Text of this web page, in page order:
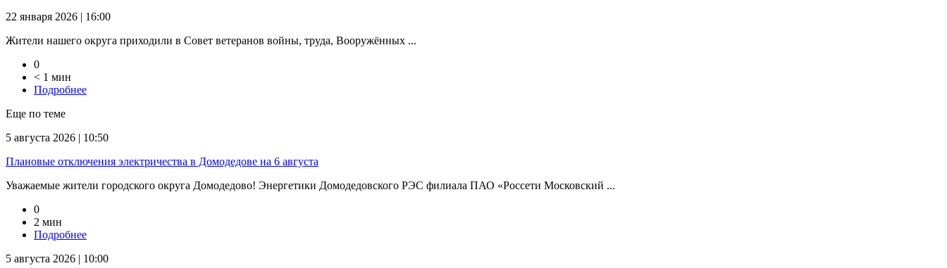
22 января 2026 | 16:00
Жители нашего округа приходили в Совет ветеранов войны, труда, Вооружённых ...
0
< 1 мин
Подробнее
Еще по теме
5 августа 2026 | 10:50
Плановые отключения электричества в Домодедове на 6 августа
Уважаемые жители городского округа Домодедово! Энергетики Домодедовского РЭС филиала ПАО «Россети Московский ...
0
2 мин
Подробнее
5 августа 2026 | 10:00